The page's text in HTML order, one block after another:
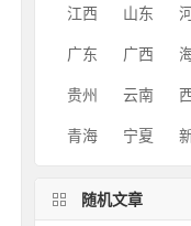
江西 山东
广东 广西
贵州 云南
青海 宁夏
随机文章